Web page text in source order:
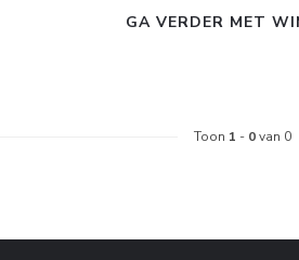
GA VERDER MET
Toon 1 - 0van 0